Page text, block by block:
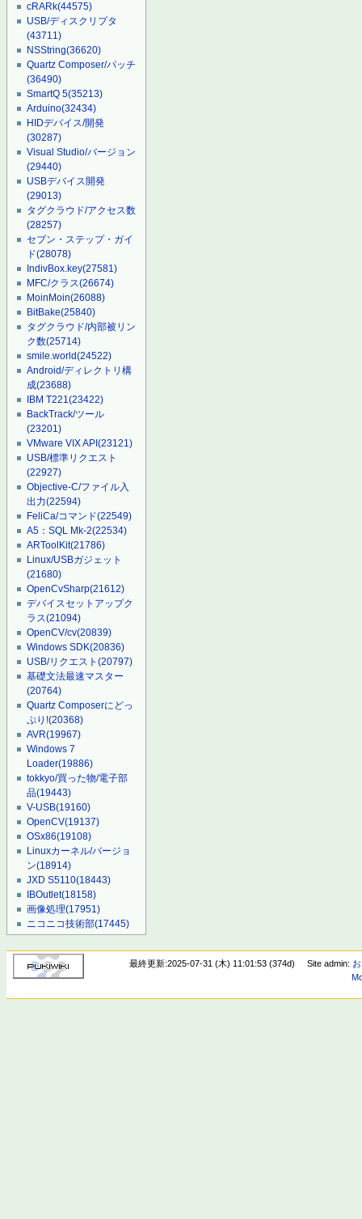
cRARk(44575)
USB/ディスクリプタ
(43711)
NSString(36620)
Quartz Composer/パッチ
(36490)
SmartQ 5(35213)
Arduino(32434)
HIDデバイス/開発
(30287)
Visual Studio/バージョン
(29440)
USBデバイス開発
(29013)
タグクラウド/アクセス数
(28257)
セブン・ステップ・ガイ
ド(28078)
IndivBox.key(27581)
MFC/クラス(26674)
MoinMoin(26088)
BitBake(25840)
タグクラウド/内部被リン
ク数(25714)
smile.world(24522)
Android/ディレクトリ構
成(23688)
IBM T221(23422)
BackTrack/ツール
(23201)
VMware VIX API(23121)
USB/標準リクエスト
(22927)
Objective-C/ファイル入
出力(22594)
FeliCa/コマンド(22549)
A5：SQL Mk-2(22534)
ARToolKit(21786)
Linux/USBガジェット
(21680)
OpenCvSharp(21612)
デバイスセットアップク
ラス(21094)
OpenCV/cv(20839)
Windows SDK(20836)
USB/リクエスト(20797)
基礎文法最速マスター
(20764)
Quartz Composerにどっ
ぷり!(20368)
AVR(19967)
Windows 7
Loader(19886)
tokkyo/買った物/電子部
品(19443)
V-USB(19160)
OpenCV(19137)
OSx86(19108)
Linuxカーネル/バージョ
ン(18914)
JXD S5110(18443)
IBOutlet(18158)
画像処理(17951)
ニコニコ技術部(17445)
最終更新:2025-07-31 (木) 11:01:53 (374d) Site admin: